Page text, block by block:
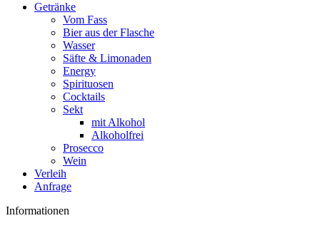
Getränke
Vom Fass
Bier aus der Flasche
Wasser
Säfte & Limonaden
Energy
Spirituosen
Cocktails
Sekt
mit Alkohol
Alkoholfrei
Prosecco
Wein
Verleih
Anfrage
Informationen